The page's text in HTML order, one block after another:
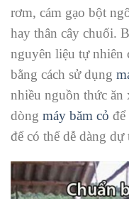
rơm, cám gạo bột
hay thân cây chuối.
nguyên liệu tự nhiên
bằng cách sử dụng
nhiều nguồn thức ăn
dòng máy băm cỏ để
để có thể dễ dàng dự